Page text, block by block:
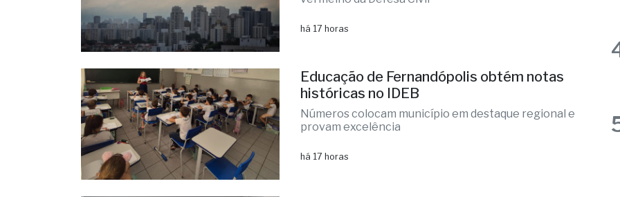
Maioria das regiões administrativas em alerta
vermelho da Defesa Civil
há 17 horas